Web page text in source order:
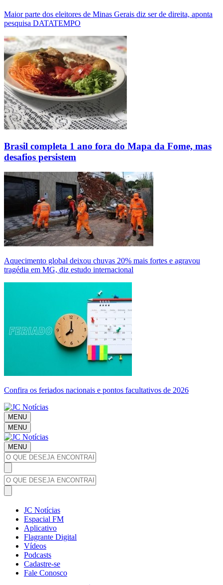
Maior parte dos eleitores de Minas Gerais diz ser de direita, aponta
pesquisa DATATEMPO
Brasil completa 1 ano fora do Mapa da Fome, mas
desafios persistem
Aquecimento global deixou chuvas 20% mais fortes e agravou
tragédia em MG, diz estudo internacional
Confira os feriados nacionais e pontos facultativos de 2026
MENU
MENU
MENU
JC Notícias
Espacial FM
Aplicativo
Flagrante Digital
Vídeos
Podcasts
Cadastre-se
Fale Conosco